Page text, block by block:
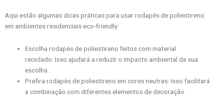
Aqui estão algumas dicas práticas para usar rodapés de poliestireno
em ambientes residenciais eco-friendly:
Escolha rodapés de poliestireno feitos com material
reciclado: Isso ajudará a reduzir o impacto ambiental da sua
escolha.
Prefira rodapés de poliestireno em cores neutras: Isso facilitará
a combinação com diferentes elementos de decoração.